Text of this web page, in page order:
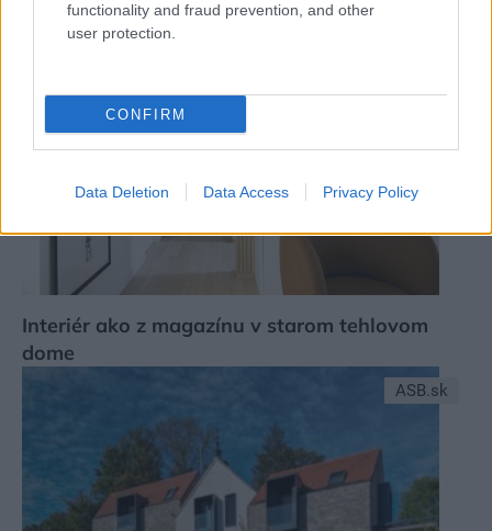
functionality and fraud prevention, and other
user protection.
CONFIRM
Data Deletion Data Access Privacy Policy
Industriálny interiér s nápadom
Interiér ako z magazínu v starom tehlovom
dome
ASB.sk